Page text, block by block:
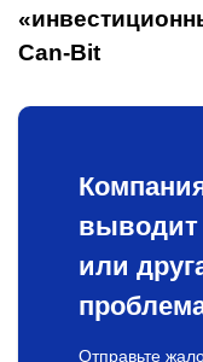
Can‑Bit
выводит
или
Отправьте